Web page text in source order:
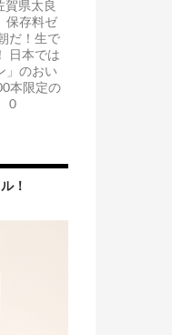
賀県太良
保存料ゼ
だ！生で
日本では
」のおい
本限定の
0
！